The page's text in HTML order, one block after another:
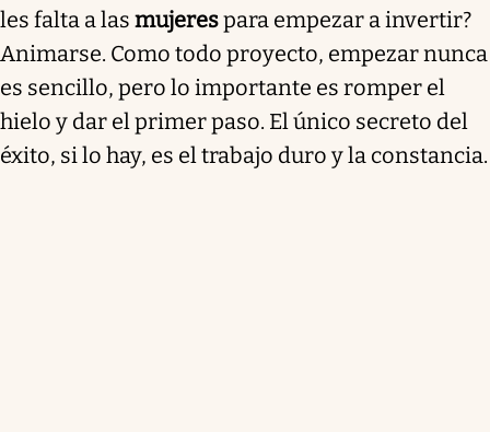
les falta a las mujerespara empezar a invertir?
Animarse. Como todo proyecto, empezar nunca
es sencillo, pero lo importante es romper el
hielo y dar el primer paso. El único secreto del
éxito, si lo hay, es el trabajo duro y la constancia.